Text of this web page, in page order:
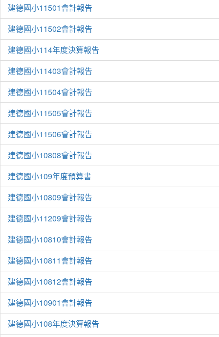
建德國小11501會計報告
建德國小11502會計報告
建德國小114年度決算報告
建德國小11403會計報告
建德國小11504會計報告
建德國小11505會計報告
建德國小11506會計報告
建德國小10808會計報告
建德國小109年度預算書
建德國小10809會計報告
建德國小11209會計報告
建德國小10810會計報告
建德國小10811會計報告
建德國小10812會計報告
建德國小10901會計報告
建德國小108年度決算報告